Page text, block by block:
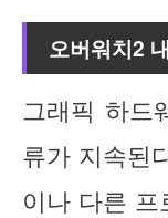
오버워치2
그래픽 하드
류가 지속된
이나 다른 프